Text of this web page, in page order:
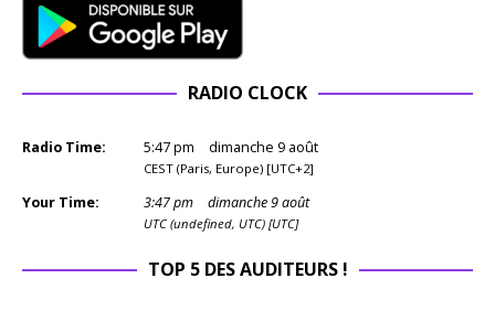
RADIO CLOCK
Radio Time: 5:47pm dimanche 9 août
CEST (Paris, Europe) [UTC+2]
Your Time: 3:47pm dimanche 9 août
UTC (undefined, UTC) [UTC]
TOP 5 DES AUDITEURS !